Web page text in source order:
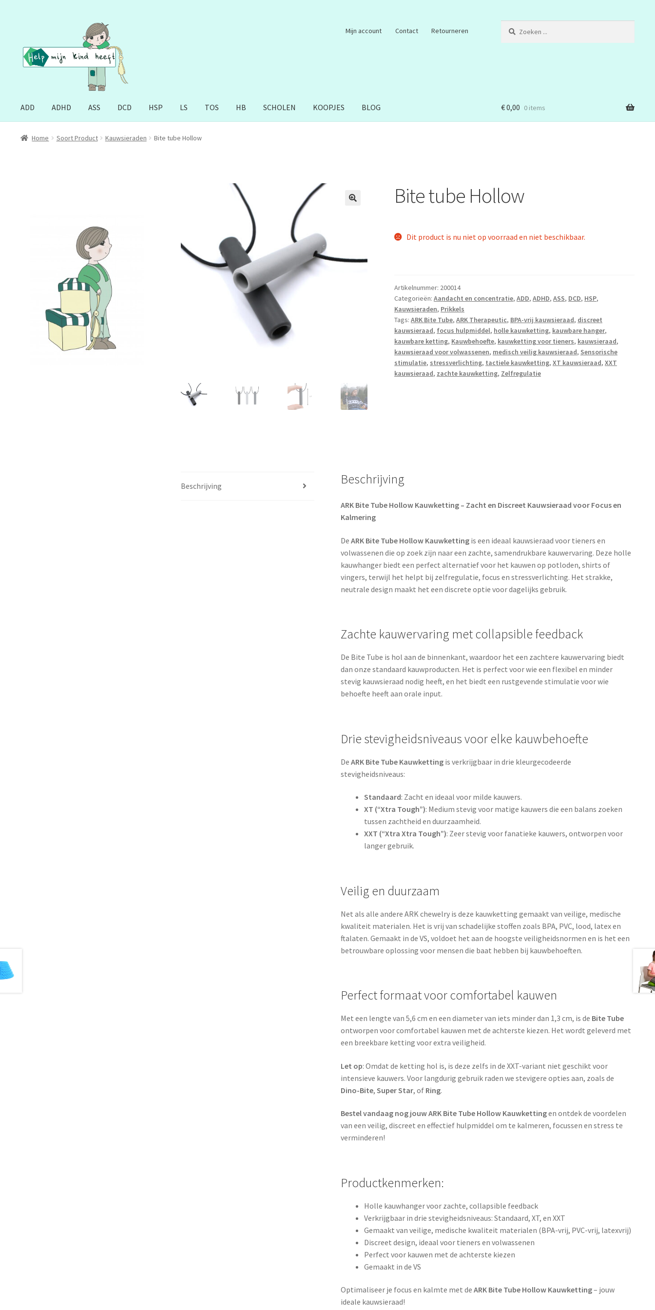
naar
navigatie
de
inhoud
Mijn account Contact Retourneren
ADD ADHD ASS DCD HSP LS TOS HB SCHOLEN KOOPJES BLOG €0,00 0 items
Home Soort Product Kauwsieraden Bite tube Hollow
Bite tube Hollow
Dit product is nu niet op voorraad en niet beschikbaar.
Artikelnummer: 200014
Categorieën: Aandacht en concentratie, ADD, ADHD, ASS, DCD, HSP,
Kauwsieraden, Prikkels
Tags: ARK Bite Tube, ARK Therapeutic, BPA-vrij kauwsieraad, discreet
kauwsieraad, focus hulpmiddel, holle kauwketting, kauwbare hanger,
kauwbare ketting, Kauwbehoefte, kauwketting voor tieners, kauwsieraad,
kauwsieraad voor volwassenen, medisch veilig kauwsieraad, Sensorische
stimulatie, stressverlichting, tactiele kauwketting, XT kauwsieraad, XXT
kauwsieraad, zachte kauwketting, Zelfregulatie
Beschrijving Beschrijving
ARK Bite Tube Hollow Kauwketting – Zacht en Discreet Kauwsieraad voor Focus en
Kalmering
DeARK Bite Tube Hollow Kauwketting is een ideaal kauwsieraad voor tieners en
volwassenen die op zoek zijn naar een zachte, samendrukbare kauwervaring. Deze holle
kauwhanger biedt een perfect alternatief voor het kauwen op potloden, shirts of
vingers, terwijl het helpt bij zelfregulatie, focus en stressverlichting. Het strakke,
neutrale design maakt het een discrete optie voor dagelijks gebruik.
Zachte kauwervaring met collapsible feedback
De Bite Tube is hol aan de binnenkant, waardoor het een zachtere kauwervaring biedt
dan onze standaard kauwproducten. Het is perfect voor wie een flexibel en minder
stevig kauwsieraad nodig heeft, en het biedt een rustgevende stimulatie voor wie
behoefte heeft aan orale input.
Drie stevigheidsniveaus voor elke kauwbehoefte
DeARK Bite Tube Kauwketting is verkrijgbaar in drie kleurgecodeerde
stevigheidsniveaus:
Standaard: Zacht en ideaal voor milde kauwers.
XT (“Xtra Tough”): Medium stevig voor matige kauwers die een balans zoeken
tussen zachtheid en duurzaamheid.
XXT (“Xtra Xtra Tough”): Zeer stevig voor fanatieke kauwers, ontworpen voor
langer gebruik.
Veilig en duurzaam
Net als alle andere ARK chewelry is deze kauwketting gemaakt van veilige, medische
kwaliteit materialen. Het is vrij van schadelijke stoffen zoals BPA, PVC, lood, latex en
ftalaten. Gemaakt in de VS, voldoet het aan de hoogste veiligheidsnormen en is het een
betrouwbare oplossing voor mensen die baat hebben bij kauwbehoeften.
Perfect formaat voor comfortabel kauwen
Met een lengte van 5,6 cm en een diameter van iets minder dan 1,3 cm, is de Bite Tube
ontworpen voor comfortabel kauwen met de achterste kiezen. Het wordt geleverd met
een breekbare ketting voor extra veiligheid.
Let op: Omdat de ketting hol is, is deze zelfs in de XXT-variant niet geschikt voor
intensieve kauwers. Voor langdurig gebruik raden we stevigere opties aan, zoals de
Dino-Bite,Super Star, of Ring.
Bestel vandaag nog jouw ARK Bite Tube Hollow Kauwkettingen ontdek de voordelen
van een veilig, discreet en effectief hulpmiddel om te kalmeren, focussen en stress te
verminderen!
Productkenmerken:
Holle kauwhanger voor zachte, collapsible feedback
Verkrijgbaar in drie stevigheidsniveaus: Standaard, XT, en XXT
Gemaakt van veilige, medische kwaliteit materialen (BPA-vrij, PVC-vrij, latexvrij)
Discreet design, ideaal voor tieners en volwassenen
Perfect voor kauwen met de achterste kiezen
Gemaakt in de VS
Optimaliseer je focus en kalmte met deARK Bite Tube Hollow Kauwketting– jouw
ideale kauwsieraad!